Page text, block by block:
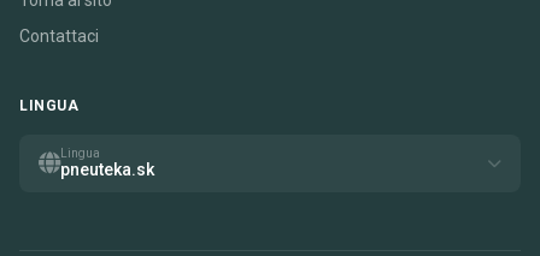
Contattaci
LINGUA
Lingua
pneuteka.sk